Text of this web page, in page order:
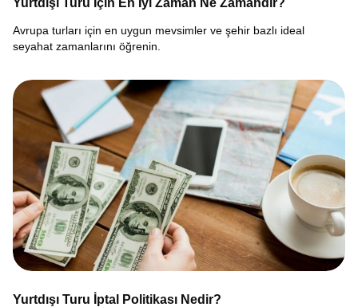
Yurtdışı Turu İçin En İyi Zaman Ne Zamandır?
Avrupa turları için en uygun mevsimler ve şehir bazlı ideal
seyahat zamanlarını öğrenin.
Yurtdışı Turu İptal Politikası Nedir?